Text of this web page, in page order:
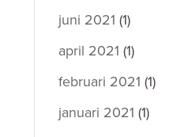
juni 2021 (1)
april 2021 (1)
februari 2021 (1)
januari 2021 (1)